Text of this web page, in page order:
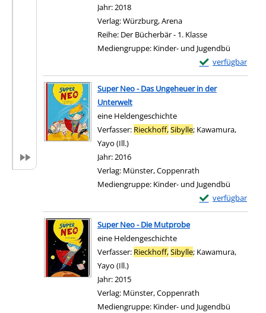
Jahr:2018
Verlag:Würzburg, Arena
Reihe: Der Bücherbär - 1. Klasse
Mediengruppe: Kinder- und Jugendbü
verfügbar
Exemplar-Details
Zum Download
Super Neo - Das Ungeheuer in der
Unterwelt
eine Heldengeschichte
Verfasser: Rieckhoff,Sibylle; Kawamura,
Yayo (Ill.)
Jahr:2016
Verlag: Münster, Coppenrath
Mediengruppe: Kinder- und Jugendbü
verfügbar
Exemplar-Details
Zum Download
Super Neo - Die Mutprobe
eine Heldengeschichte
Verfasser: Rieckhoff,Sibylle; Kawamura,
Yayo (Ill.)
Jahr:2015
Verlag: Münster, Coppenrath
Mediengruppe: Kinder- und Jugendbü